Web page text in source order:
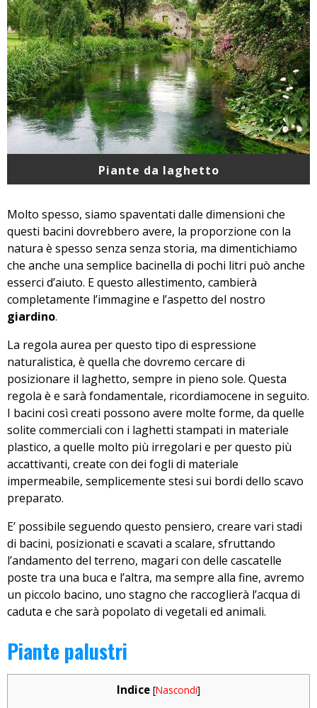
Piante da laghetto
Molto spesso, siamo spaventati dalle dimensioni che
questi bacini dovrebbero avere, la proporzione con la
natura è spesso senza senza storia, ma dimentichiamo
che anche una semplice bacinella di pochi litri può anche
esserci d’aiuto. E questo allestimento, cambierà
completamente l’immagine e l’aspetto del nostro
giardino.
La regola aurea per questo tipo di espressione
naturalistica, è quella che dovremo cercare di
posizionare il laghetto, sempre in pieno sole. Questa
regola è e sarà fondamentale, ricordiamocene in seguito.
I bacini così creati possono avere molte forme, da quelle
solite commerciali con i laghetti stampati in materiale
plastico, a quelle molto più irregolari e per questo più
accattivanti, create con dei fogli di materiale
impermeabile, semplicemente stesi sui bordi dello scavo
preparato.
E’ possibile seguendo questo pensiero, creare vari stadi
di bacini, posizionati e scavati a scalare, sfruttando
l’andamento del terreno, magari con delle cascatelle
poste tra una buca e l’altra, ma sempre alla fine, avremo
un piccolo bacino, uno stagno che raccoglierà l’acqua di
caduta e che sarà popolato di vegetali ed animali.
Piante palustri
Indice [Nascondi]